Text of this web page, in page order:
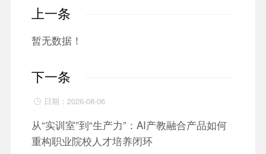
上一条
暂无数据！
下一条
 日期：2026-08-06
从“实训室”到“生产力”：AI产教融合产品如何
重构职业院校人才培养闭环